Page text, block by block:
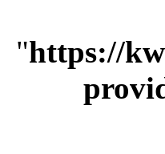
"https://